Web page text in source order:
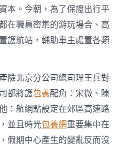
本。今朝，為了保證出行平
在職員密集的游玩場合、高
護航站，輔助車主處置各類
北京分公司總司理王兵對
都將護包養配角：宋微、陳
航網點設定在郊區高速路
並且時光包養網重要集中在
假期中心產生的變亂反而沒